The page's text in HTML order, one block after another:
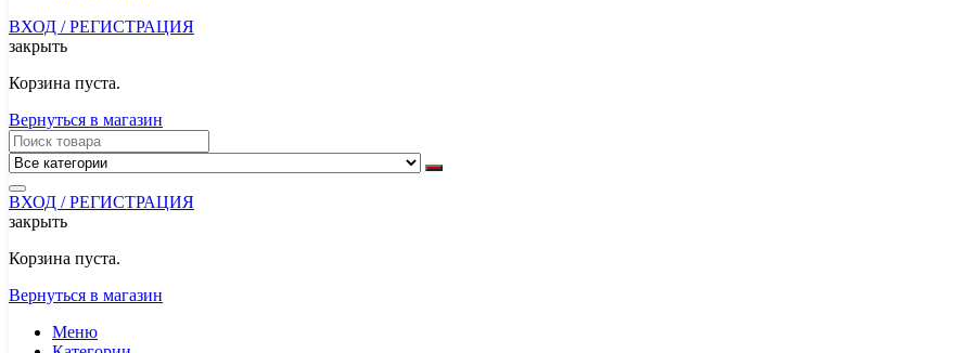
ВХОД / РЕГИСТРАЦИЯ
закрыть
Корзина пуста.
Вернуться в магазин
ВХОД / РЕГИСТРАЦИЯ
закрыть
Корзина пуста.
Вернуться в магазин
Меню